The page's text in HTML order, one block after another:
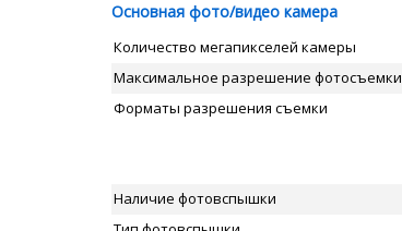
Основная фото/видео камера
Количество мегапикселей камеры
Максимальное разрешение фотосъемки
Форматы разрешения съемки
Наличие фотовспышки